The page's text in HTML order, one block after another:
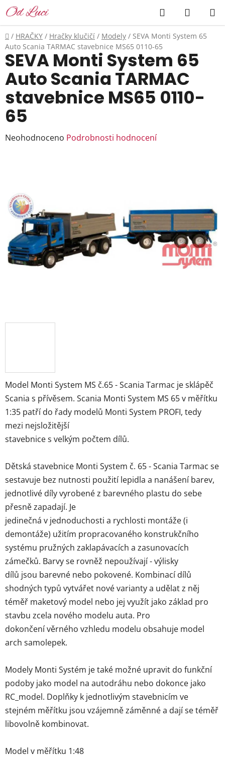
Přejít
na
obsah
Hledat
KOŠÍK
Domů
/ HRAČKY / Hračky klučičí / Modely / SEVA Monti System 65
Auto Scania TARMAC stavebnice MS65 0110-65
Model Monti System MS č.65 - Scania Tarmac je sklápěč
Scania s přívěsem. Scania Monti System MS 65 v měřítku
1:35 patří do řady modelů Monti System PROFI, tedy
mezi nejsložitější
stavebnice s velkým počtem dílů.
Dětská stavebnice Monti System č. 65 - Scania Tarmac se
sestavuje bez nutnosti použití lepidla a nanášení barev,
jednotlivé díly vyrobené z barevného plastu do sebe
přesně zapadají. Je
jedinečná v jednoduchosti a rychlosti montáže (i
demontáže) užitím propracovaného konstrukčního
systému pružných zaklapávacích a zasunovacích
zámečků. Barvy se rovněž nepoužívají - výlisky
dílů jsou barevné nebo pokovené. Kombinací dílů
shodných typů vytvářet nové varianty a udělat z něj
téměř maketový model nebo jej využít jako základ pro
stavbu zcela nového modelu auta. Pro
dokončení věrného vzhledu modelu obsahuje model
arch samolepek.
Modely Monti Systém je také možné upravit do funkční
podoby jako model na autodráhu nebo dokonce jako
RC_model. Doplňky k jednotlivým stavebnicím ve
stejném měřítku jsou vzájemně záměnné a dají se téměř
libovolně kombinovat.
Model v měřítku 1:48
SEVA Monti System 65
Auto Scania TARMAC
stavebnice MS65 0110-
65
Průměrné
z
hvězdiček.
Neohodnoceno Podrobnosti hodnocení